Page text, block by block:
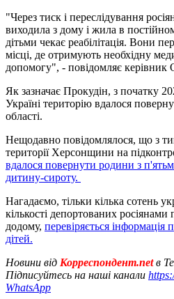
"Через тиск і переслідування
виходила з дому і жила в
дітьми чекає реабілітація. Вони
місці, де отримують необхідну
допомогу", - повідомляє
Як зазначає Прокудін, з початку
Україні територію вдалося
області.
Нещодавно повідомлялося, що з
території Херсонщини на
вдалося повернути родини з
дитину-сироту.
Нагадаємо, тільки кілька сотень
кількості депортованих росіянами
додому, перевіряється
дітей.
Новини від Корреспондент.netв
Підписуйтесь на наші канали
WhatsApp